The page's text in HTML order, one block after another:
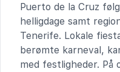
Puerto de la Cruz
helligdage samt
Tenerife. Lokale
berømte karneval,
med festligheder. På